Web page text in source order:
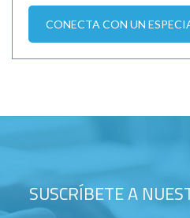
CONECTA CON UN
SUSCRÍBETE A